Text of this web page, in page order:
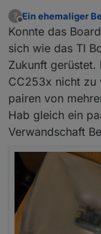
oder
https://
oder
DIY
?
Offline
Ein ehemaliger
Konnte das
sich wie das TI
Zukunft
CC253x nicht zu
pairen von
Hab gleich ein
Verwandschaft